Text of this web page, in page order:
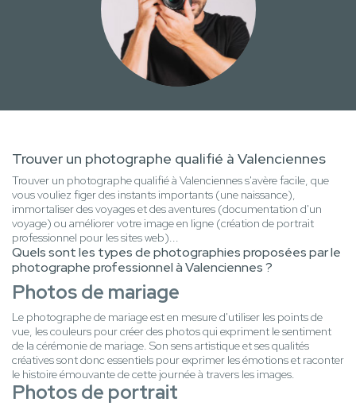
Trouver un photographe qualifié à Valenciennes
Trouver un photographe qualifié à Valenciennes s'avère facile, que
vous vouliez figer des instants importants (une naissance),
immortaliser des voyages et des aventures (documentation d'un
voyage) ou améliorer votre image en ligne (création de portrait
professionnel pour les sites web)...
Quels sont les types de photographies proposées par le
photographe professionnel à Valenciennes ?
Photos de mariage
Le photographe de mariage est en mesure d'utiliser les points de
vue, les couleurs pour créer des photos qui expriment le sentiment
de la cérémonie de mariage. Son sens artistique et ses qualités
créatives sont donc essentiels pour exprimer les émotions et raconter
le histoire émouvante de cette journée à travers les images.
Photos de portrait